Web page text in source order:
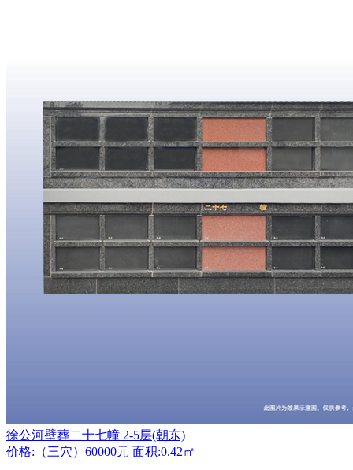
徐公河壁葬二十七幢 2-5层(朝东)
价格:（三穴）60000元 面积:0.42㎡